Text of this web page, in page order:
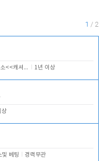
1 / 2
베팅.,청소<<캐셔 모셔봅니다. 1년 이상
상
및 베팅 경력무관